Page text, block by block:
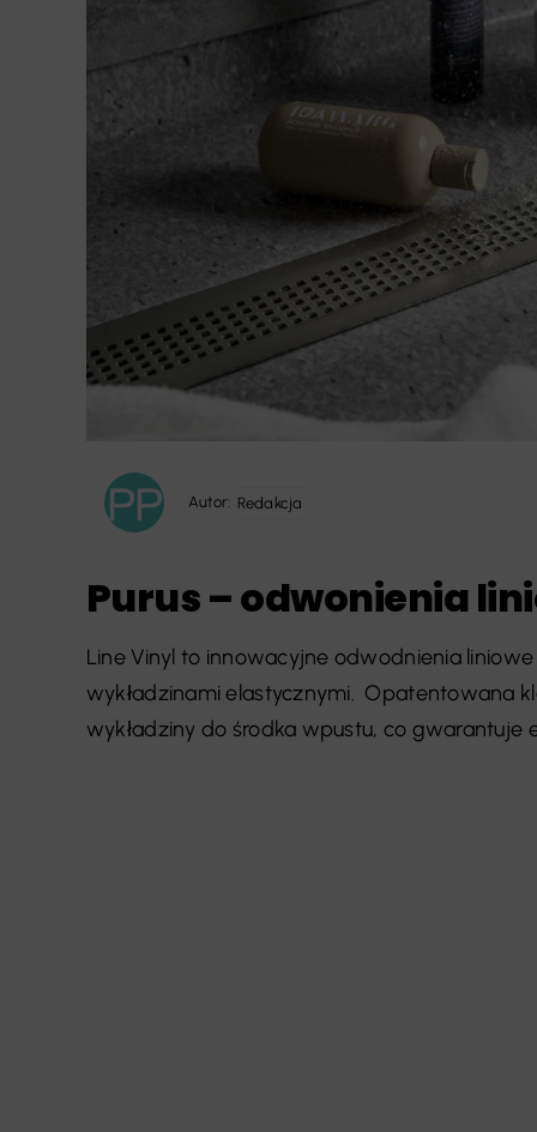
Autor: Redakcja
Purus – odwonienia
Line Vinyl to innowacyjne odwodnienia
wykładzinami elastycznymi. Opatentowana
wykładziny do środka wpustu, co gwarantuje